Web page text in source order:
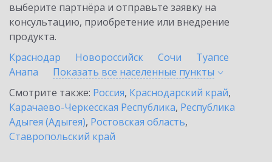
выберите партнёра и отправьте заявку на
консультацию, приобретение или внедрение
продукта.
Краснодар
Новороссийск Сочи
Туапсе
Анапа
Показать все населенные пункты
Смотрите также: Россия, Краснодарский край,
Карачаево-Черкесская Республика, Республика
Адыгея (Адыгея), Ростовская область,
Ставропольский край